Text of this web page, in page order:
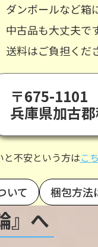
ダンボールなど箱
中古品も大丈夫で
送料はご負担くだ
〒675-1101
兵庫県加古
と不安という方はこ
いて 梱包方法
』へ